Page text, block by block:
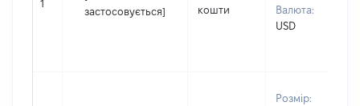
1
застосовується]
кошти
Валюта:
USD
Розмір: